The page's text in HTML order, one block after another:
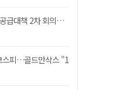
급대책 2차 회의…
스피…골드만삭스 "1